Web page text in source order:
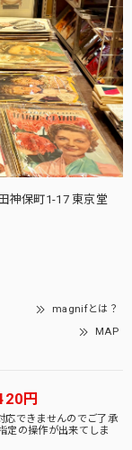
神保町1-17 東京堂
magnifとは？
MAP
円
応できませんのでご了承
定の操作が出来てしま